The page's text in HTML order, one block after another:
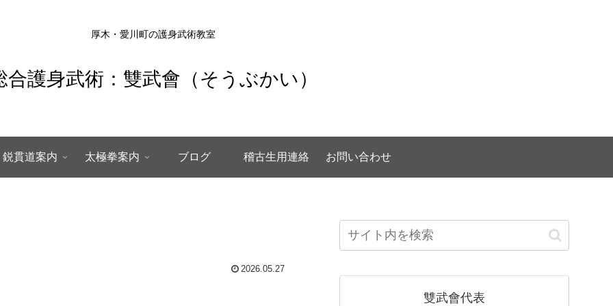
厚木・愛川町の護身武術教室
合護身武術：雙武會（そうぶかい）
鋭貫道案内 太極拳案内 ブログ 稽古生用連絡 お問い合わせ
2026.05.27
雙武會代表